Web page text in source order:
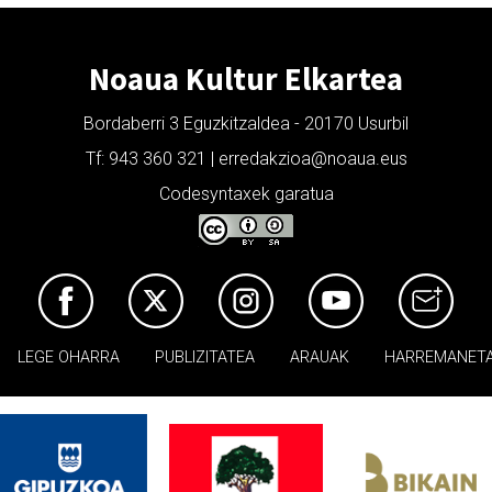
Noaua Kultur Elkartea
Bordaberri 3 Eguzkitzaldea - 20170 Usurbil
Tf: 943 360 321 | erredakzioa@noaua.eus
Codesyntaxek garatua
LEGE OHARRA PUBLIZITATEA ARAUAK